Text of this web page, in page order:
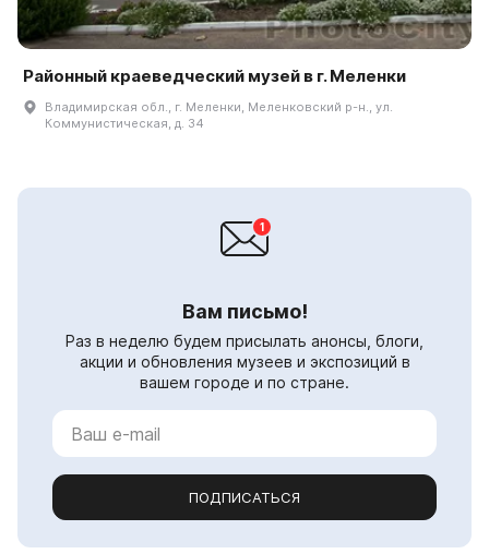
Районный краеведческий музей в г. Меленки
Владимирская обл., г. Меленки, Меленковский р-н., ул.
Коммунистическая, д. 34
Вам письмо!
Раз в неделю будем присылать анонсы, блоги,
акции и обновления музеев и экспозиций в
вашем городе и по стране.
ПОДПИСАТЬСЯ